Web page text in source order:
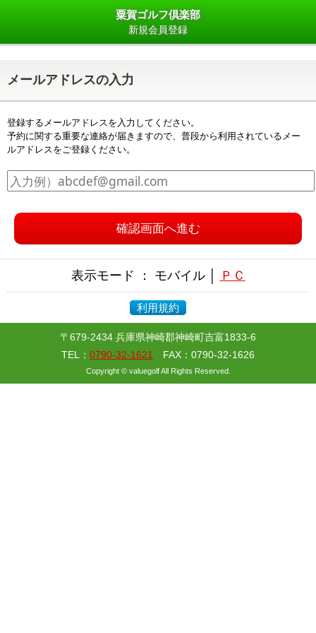
粟賀ゴルフ倶楽部
新規会員登録
メールアドレスの入力
登録するメールアドレスを入力してください。
予約に関する重要な連絡が届きますので、普段から利用されているメー
ルアドレスをご登録ください。
確認画面へ進む
表示モード ： モバイル │ ＰＣ
利用規約
〒679-2434 兵庫県神崎郡神崎町吉富1833-6
TEL： 0790-32-1621 FAX：0790-32-1626
Copyright © valuegolf All Rights Reserved.